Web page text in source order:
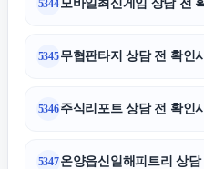
5344모바일최신게임 상담 전
5345무협판타지 상담 전 확인
5346주식리포트 상담 전 확인
5347온양읍신일해피트리 상담